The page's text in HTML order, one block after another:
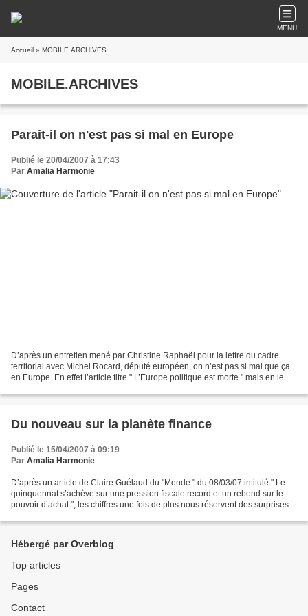
MENU
Accueil » MOBILE.ARCHIVES
MOBILE.ARCHIVES
Parait-il on n'est pas si mal en Europe
Publié le 20/04/2007 à 17:43
Par Amalia Harmonie
D’après un entretien mené par Christine Raphaël pour la lettre du cadre
territorial avec Michel Rocard, député européen, on n’est pas si mal que ça
en Europe. En effet l’article titre " L’Europe politique est morte " mais en le
Du nouveau sur la planète finance
Publié le 15/04/2007 à 09:19
Par Amalia Harmonie
D’après un article de Claire Guélaud du "Monde " du 08/03/07 intitulé " Le
quinquennat s’achève sur une pression fiscale record et un rebond sur le
pouvoir d’achat ", les chiffres une fois de plus nous réservent des surprises.
Hébergé par Overblog
Top articles
Pages
Contact